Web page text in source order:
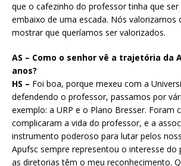
que o cafezinho do professor tinha que
embaixo de uma escada. Nós valorizamos
mostrar que queríamos ser valorizados.
AS – Como o senhor vê a trajetória da
anos?
HS – Foi boa, porque mexeu com a
defendendo o professor, passamos por
exemplo: a URP e o Plano Bresser. Foram
complicaram a vida do professor, e a
instrumento poderoso para lutar pelos
Apufsc sempre representou o interesse do
as diretorias têm o meu reconhecimento.